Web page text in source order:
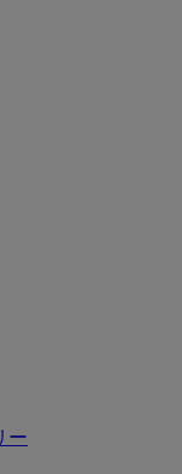
ー